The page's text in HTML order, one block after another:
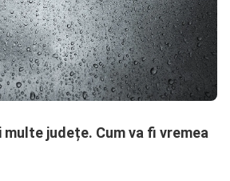
multe județe. Cum va fi vremea